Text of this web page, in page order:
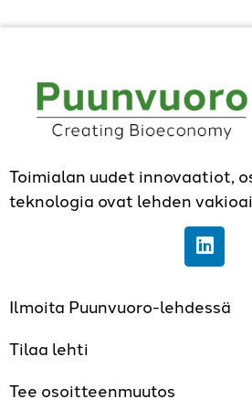
Toimialan uudet innovaatiot,
teknologia ovat lehden
Ilmoita Puunvuoro-lehdessä
Tilaa lehti
Tee osoitteenmuutos